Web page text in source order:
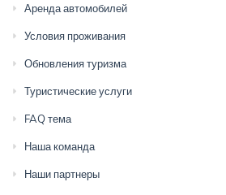
Аренда автомобилей
Условия проживания
Обновления туризма
Туристические услуги
FAQ тема
Наша команда
Наши партнеры